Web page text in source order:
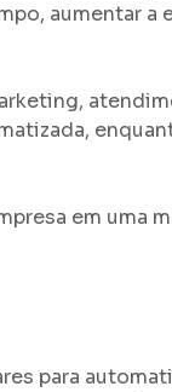
aumentar a
em uma
para